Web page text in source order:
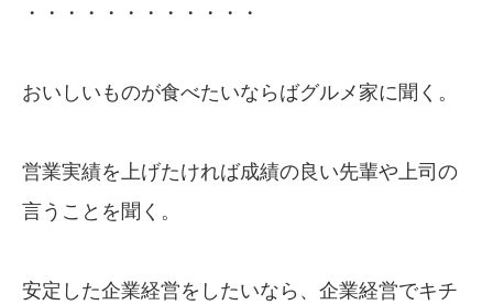
・・・・・・・・・・・・
おいしいものが食べたいならばグルメ家に聞く。
営業実績を上げたければ成績の良い先輩や上司の
言うことを聞く。
安定した企業経営をしたいなら、企業経営でキチ